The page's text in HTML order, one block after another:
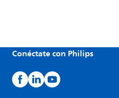
Conéctate con Philips